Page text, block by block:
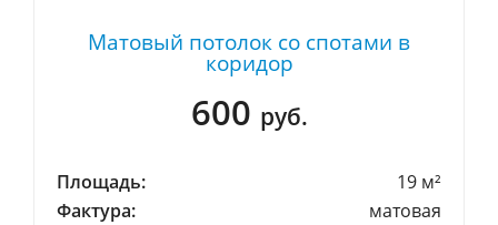
Матовый потолок со спотами в
коридор
600 руб.
Площадь:
19 м²
Фактура:
матовая